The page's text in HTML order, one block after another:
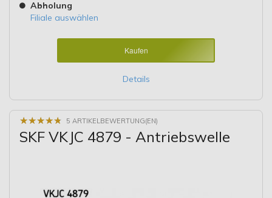
Abholung
Filiale auswählen
Kaufen
Details
★★★★★
★★★★★ 5 ARTIKELBEWERTUNG(EN)
SKF VKJC 4879 - Antriebswelle